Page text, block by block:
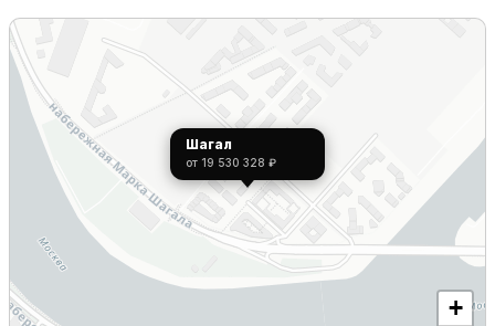
Шагал
от 19 530 328 ₽
+